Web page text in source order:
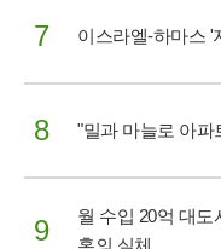
7 이스라엘-하마스 '
8 "밀과 마늘로 아
9
월 수입 20억 대도
혹의 실체